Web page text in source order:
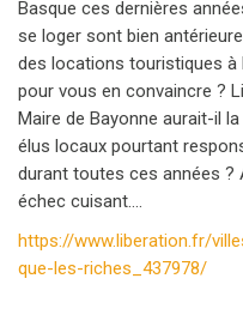
Basque ces dernières
se loger sont bien
des locations touristiques à
pour vous en convaincre ?
Maire de Bayonne aurait-il
élus locaux pourtant
durant toutes ces années ?
échec cuisant....
https://www.liberation.fr/
que-les-riches_437978/